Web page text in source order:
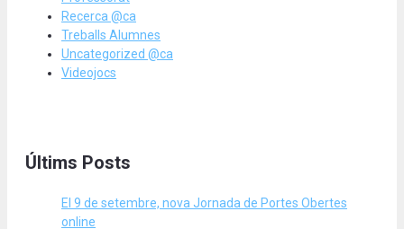
Recerca @ca
Treballs Alumnes
Uncategorized @ca
Videojocs
Últims Posts
El 9 de setembre, nova Jornada de Portes Obertes
online